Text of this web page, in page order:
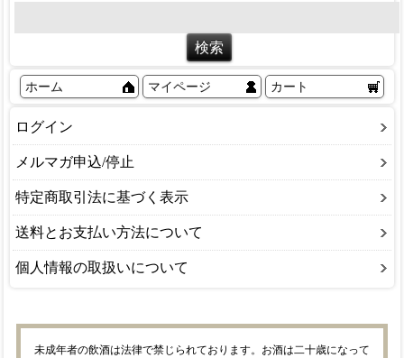
ホーム マイページ カート
ログイン
メルマガ申込/停止
特定商取引法に基づく表示
送料とお支払い方法について
個人情報の取扱いについて
未成年者の飲酒は法律で禁じられております。お酒は二十歳になって